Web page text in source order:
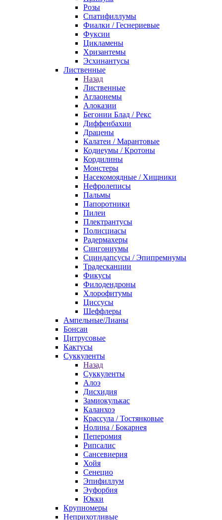
Розы
Спатифиллумы
Фиалки / Геснериевые
Фуксии
Цикламены
Хризантемы
Эсхинантусы
Лиственные
Назад
Лиственные
Аглаонемы
Алоказии
Бегонии Блад / Рекс
Диффенбахии
Драцены
Калатеи / Марантовые
Кодиеумы / Кротоны
Кордилины
Монстеры
Насекомоядные / Хищники
Нефролеписы
Пальмы
Папоротники
Пилеи
Плектрантусы
Полисциасы
Радермахеры
Сингониумы
Сциндапсусы / Эпипремнумы
Традесканции
Фикусы
Филодендроны
Хлорофитумы
Циссусы
Шеффлеры
Ампельные/Лианы
Бонсаи
Цитрусовые
Кактусы
Суккуленты
Назад
Суккуленты
Алоэ
Дисхидия
Замиокулькас
Каланхоэ
Крассула / Тостянковые
Нолина / Бокарнея
Пеперомия
Рипсалис
Сансевиерия
Хойя
Сенецио
Эпифиллум
Эуфорбия
Юкки
Крупномеры
Неприхотливые